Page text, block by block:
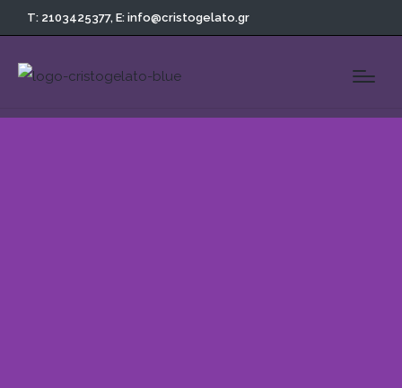
T: 2103425377, E: info@cristogelato.gr